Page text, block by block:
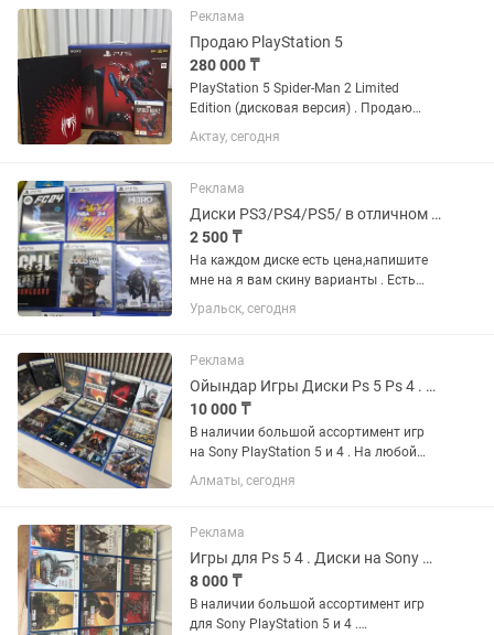
Реклама
Продаю PlayStation 5
280 000 ₸
PlayStation 5 Spider-Man 2 Limited
Edition (дисковая версия) . Продаю
свою лимитированную PS5 Spider-Man
2 Edition в связи со сборкой ПК.
работает без нареканий, не...
Актау, сегодня
Реклама
Диски PS3/PS4/PS5/ в отличном состоянии/обмен/гарантия.
2 500 ₸
На каждом диске есть цена,напишите
мне на я вам скину варианты . Есть
обмен на интересующий меня диск или
на любой с вашей доплатой или
проверить также есть...
Уральск, сегодня
Реклама
Ойындар Игры Диски Ps 5 Ps 4 . Все для Sony PlayStation Пс 5
10 000 ₸
В наличии большой ассортимент игр
на Sony PlayStation 5 и 4 . На любой
вкус . Все игры лицензионные ,
оригинальные . Состояние идеал .
разные !
Алматы, сегодня
Реклама
Игры для Ps 5 4 . Диски на Sony Playstation FIFA GTA детские спортивные ..
8 000 ₸
В наличии большой ассортимент игр
для Sony PlayStation 5 и 4 .